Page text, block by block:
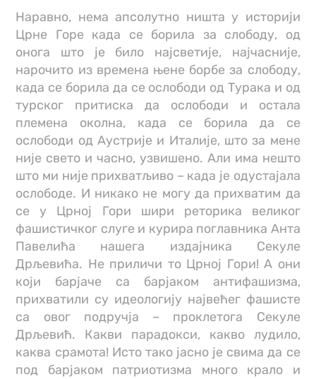
Наравно, нема апсолутно ништа у историји
Црне Горе када се борила за слободу, од
онога што је било најсветије, најчасније,
нарочито из времена њене борбе за слободу,
када се борила да се ослободи од Турака и од
турског притиска да ослободи и остала
племена околна, када се борила да се
ослободи од Аустрије и Италије, што за мене
није свето и часно, узвишено. Али има нешто
што ми није прихватљиво – када је одустајала
ослободе. И никако не могу да прихватим да
се у Црној Гори шири реторика великог
фашистичког слуге и курира поглавника Анта
Павелића нашега издајника Секуле
Дрљевића. Не приличи то Црној Гори! А они
који барјаче са барјаком антифашизма,
прихватили су идеологију највећег фашисте
са овог подручја – проклетога Секуле
Дрљевић. Какви парадокси, какво лудило,
каква срамота! Исто тако јасно је свима да се
под барјаком патриотизма много крало и